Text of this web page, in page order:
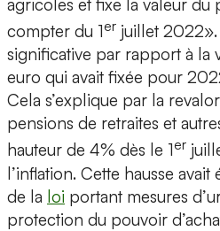
agricoles et fixe la valeur du
compter du 1er juillet 2022».
significative par rapport à la
euro qui avait fixée pour
Cela s’explique par la
pensions de retraites et
hauteur de 4% dès le 1er
l’inflation. Cette hausse avait
de la loi portant mesures
protection du pouvoir